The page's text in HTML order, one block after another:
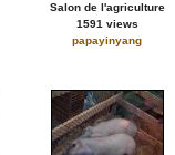
Salon de l'agriculture
1591 views
papayinyang